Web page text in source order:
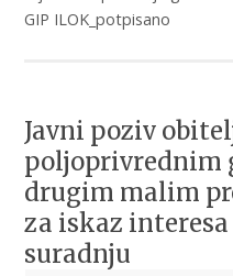
GIP ILOK_potpisano
Javni poziv
poljoprivrednim
drugim malim
za iskaz
suradnju